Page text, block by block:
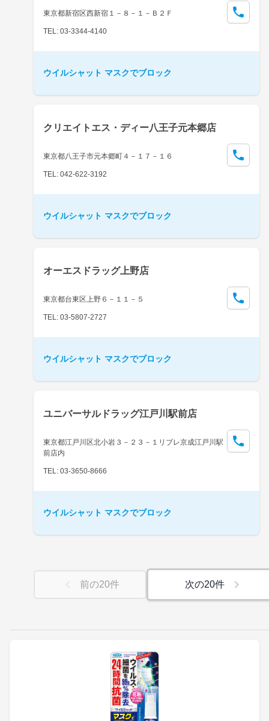
東京都新宿区西新宿１－８－１－Ｂ２Ｆ
TEL: 03-3344-4140
ウイルシャット マスクでブロック
クリエイトエス・ディー八王子元本郷店
東京都八王子市元本郷町４－１７－１６
TEL: 042-622-3192
ウイルシャット マスクでブロック
オーエスドラッグ上野店
東京都台東区上野６－１１－５
TEL: 03-5807-2727
ウイルシャット マスクでブロック
ユニバーサルドラッグ江戸川駅前店
東京都江戸川区北小岩３－２３－１リブレ京成江戸川駅
前店内
TEL: 03-3650-8666
ウイルシャット マスクでブロック
前の20件 次の20件